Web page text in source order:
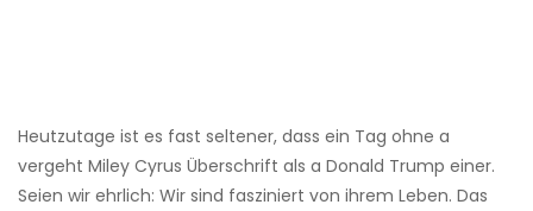
Heutzutage ist es fast seltener, dass ein Tag ohne a
vergeht Miley Cyrus Überschrift als a Donald Trump einer.
Seien wir ehrlich: Wir sind fasziniert von ihrem Leben. Das